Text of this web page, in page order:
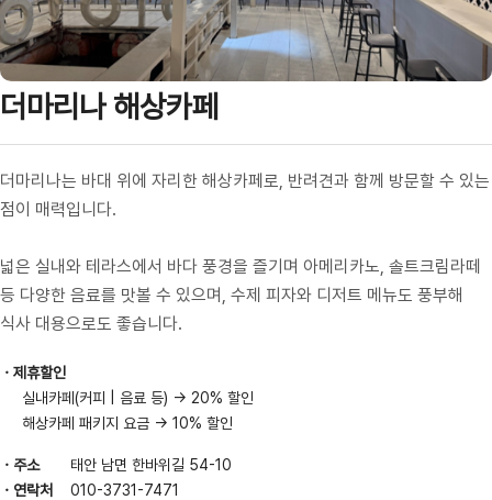
더마리나 해상카페
더마리나는 바대 위에 자리한 해상카페로, 반려견과 함께 방문할 수 있는
점이 매력입니다.
넓은 실내와 테라스에서 바다 풍경을 즐기며 아메리카노, 솔트크림라떼
등 다양한 음료를 맛볼 수 있으며, 수제 피자와 디저트 메뉴도 풍부해
제휴할인
실내카페(커피 | 음료 등) → 20% 할인
주소태안 남면 한바위길 54-10
연락처
010-3731-7471